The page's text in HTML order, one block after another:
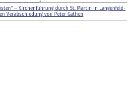
– Kirchenführung durch St. Martin in Langenfeld-
Verabschiedung von Peter Gathen